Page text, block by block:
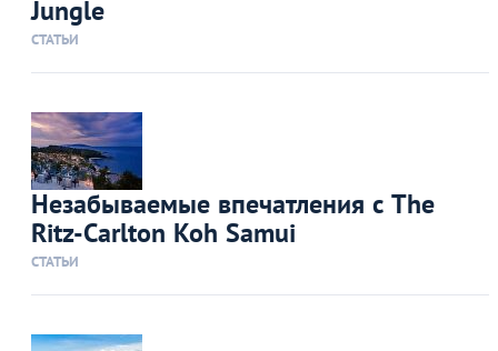
Jungle
СТАТЬИ
Незабываемые впечатления с The
Ritz-Carlton Koh Samui
СТАТЬИ